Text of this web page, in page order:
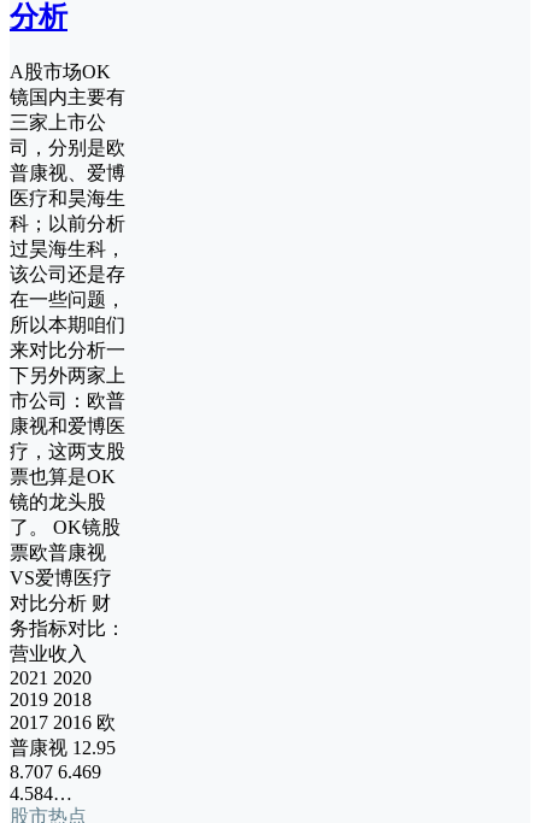
分析
A股市场OK
镜国内主要有
三家上市公
司，分别是欧
普康视、爱博
医疗和昊海生
科；以前分析
过昊海生科，
该公司还是存
在一些问题，
所以本期咱们
来对比分析一
下另外两家上
市公司：欧普
康视和爱博医
疗，这两支股
票也算是OK
镜的龙头股
了。 OK镜股
票欧普康视
VS爱博医疗
对比分析 财
务指标对比：
营业收入
2021 2020
2019 2018
2017 2016 欧
普康视 12.95
8.707 6.469
4.584…
股市热点